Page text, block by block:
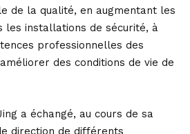
de la qualité, en augmentant les
les installations de sécurité, à
professionnelles des
des conditions de vie de
a échangé, au cours de sa
direction de différents